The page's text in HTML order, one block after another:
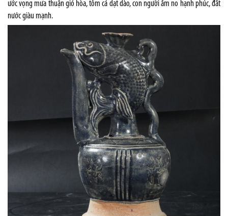
ước vọng mưa thuận gió hòa, tôm cá dạt dào, con người ấm no hạnh phúc, đất
nước giàu mạnh.